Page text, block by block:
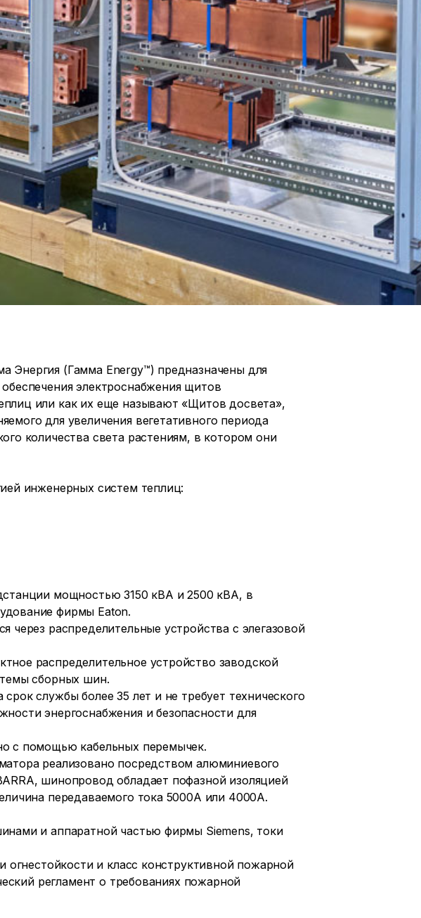
Энергия (Гамма Energy™) предназначены для
электроснабжения щитов
или как их еще называют «Щитов досвета»,
для увеличения вегетативного периода
количества света растениям, в котором они
инженерных систем теплиц:
мощностью 3150 кВА и 2500 кВА, в
фирмы Eaton.
распределительные устройства с элегазовой
распределительное устройство заводской
сборных шин.
службы более 35 лет и не требует технического
энергоснабжения и безопасности для
с помощью кабельных перемычек.
реализовано посредством алюминиевого
шинопровод обладает пофазной изоляцией
передаваемого тока 5000А или 4000А.
и аппаратной частью фирмы Siemens, токи
и класс конструктивной пожарной
регламент о требованиях пожарной